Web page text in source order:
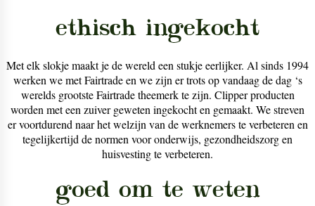
ethisch ingekocht
Met elk slokje maakt je de wereld een stukje eerlijker. Al sinds 1994
werken we met Fairtrade en we zijn er trots op vandaag de dag ‘s
werelds grootste Fairtrade theemerk te zijn. Clipper producten
worden met een zuiver geweten ingekocht en gemaakt. We streven
er voortdurend naar het welzijn van de werknemers te verbeteren en
tegelijkertijd de normen voor onderwijs, gezondheidszorg en
huisvesting te verbeteren.
goed om te weten